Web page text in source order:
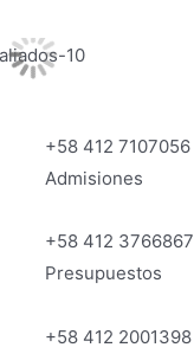
+58 412 7107056
Admisiones
+58 412 3766867
Presupuestos
+58 412 2001398